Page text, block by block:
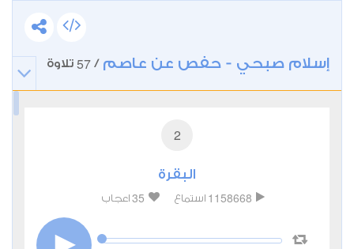
إسلام صبحي - حفص عن عاصم /
57 تلاوة
2
البقرة
1158668 استماع 35 اعجاب